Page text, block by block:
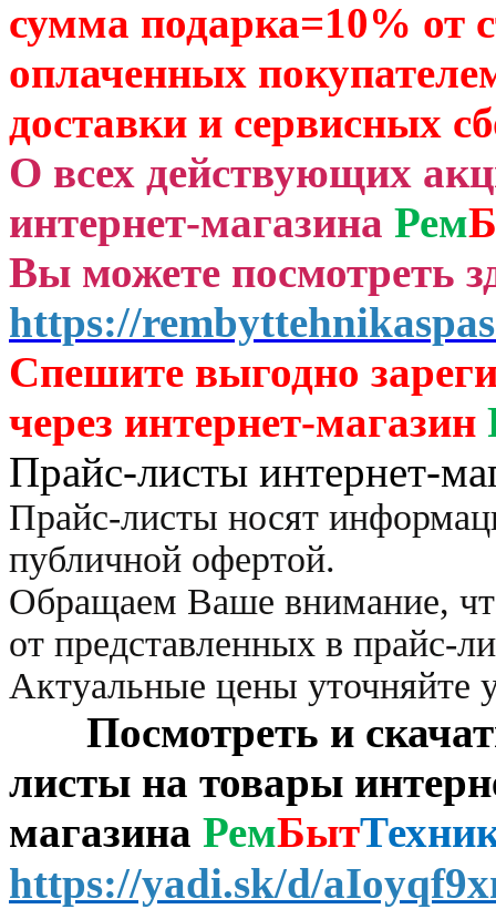
сумма подарка=10% от
оплаченных
доставки и сервисных
О всех действующих
интернет-магазина Рем
Вы можете посмотреть
https://
Спешите выгодно зар
через интернет-магазин
Прайс-листы интернет-
Прайс-листы носят
публичной офертой.
Обращаем Ваше внимание,
от представленных в прайс-
Актуальные цены уточняйте
Посмотреть и
листы на товары
магазина РемБыт
https://yadi.sk/d/